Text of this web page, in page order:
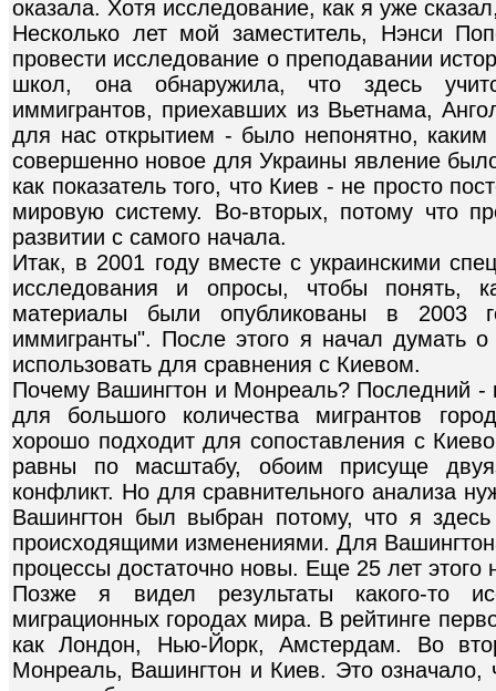
оказала. Хотя исследование, как я уже
Несколько лет мой заместитель, Нэнси
провести исследование о преподавании
школ, она обнаружила, что здесь
иммигрантов, приехавших из Вьетнама,
для нас открытием - было непонятно,
совершенно новое для Украины явление
как показатель того, что Киев - не просто
мировую систему. Во-вторых, потому что
развитии с самого начала.
Итак, в 2001 году вместе с украинскими
исследования и опросы, чтобы понять,
материалы были опубликованы в 2003
иммигранты". После этого я начал думать
использовать для сравнения с Киевом.
Почему Вашингтон и Монреаль? Последний
для большого количества мигрантов
хорошо подходит для сопоставления с
равны по масштабу, обоим присуще
конфликт. Но для сравнительного анализа
Вашингтон был выбран потому, что я
происходящими изменениями. Для
процессы достаточно новы. Еще 25 лет этого
Позже я видел результаты какого-то
миграционных городах мира. В рейтинге
как Лондон, Нью-Йорк, Амстердам. Во
Монреаль, Вашингтон и Киев. Это означало,